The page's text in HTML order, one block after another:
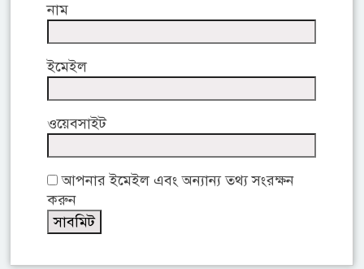
নাম
ইমেইল
ওয়েবসাইট
আপনার ইমেইল এবং অন্যান্য তথ্য সংরক্ষন
করুন